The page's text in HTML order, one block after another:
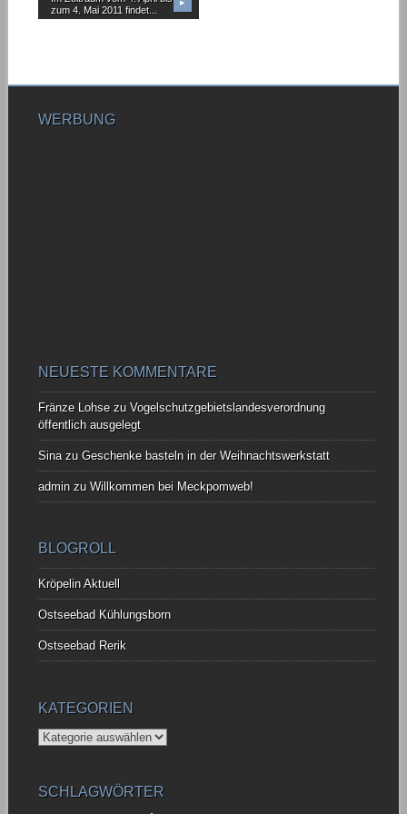
zum 4. Mai 2011 findet...
▶
WERBUNG
NEUESTE KOMMENTARE
Fränze Lohsezu Vogelschutzgebietslandesverordnung
öffentlich ausgelegt
Sinazu Geschenke basteln in der Weihnachtswerkstatt
adminzu Willkommen bei Meckpomweb!
BLOGROLL
Kröpelin Aktuell
Ostseebad Kühlungsborn
Ostseebad Rerik
KATEGORIEN
Kategorien
SCHLAGWÖRTER